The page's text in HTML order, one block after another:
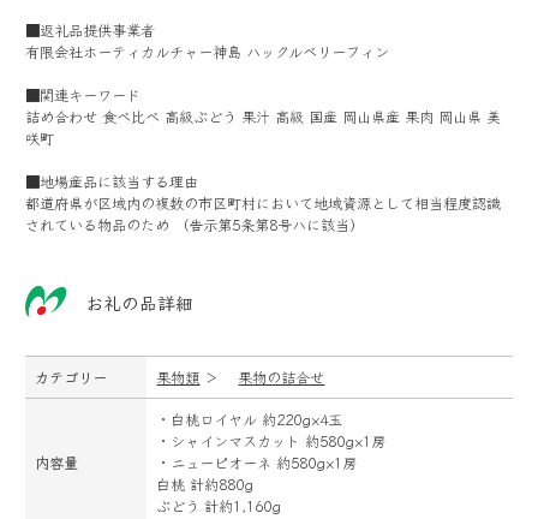
■返礼品提供事業者
有限会社ホーティカルチャー神島 ハックルベリーフィン
■関連キーワード
詰め合わせ 食べ比べ 高級ぶどう 果汁 高級 国産 岡山県産 果肉 岡山県 美
咲町
■地場産品に該当する理由
都道府県が区域内の複数の市区町村において地域資源として相当程度認識
されている物品のため （告示第5条第8号ハに該当）
お礼の品詳細
カテゴリー 果物類 ＞ 果物の詰合せ
内容量
・白桃ロイヤル 約220g×4玉
・シャインマスカット 約580g×1房
・ニューピオーネ 約580g×1房
白桃 計約880g
ぶどう 計約1,160g